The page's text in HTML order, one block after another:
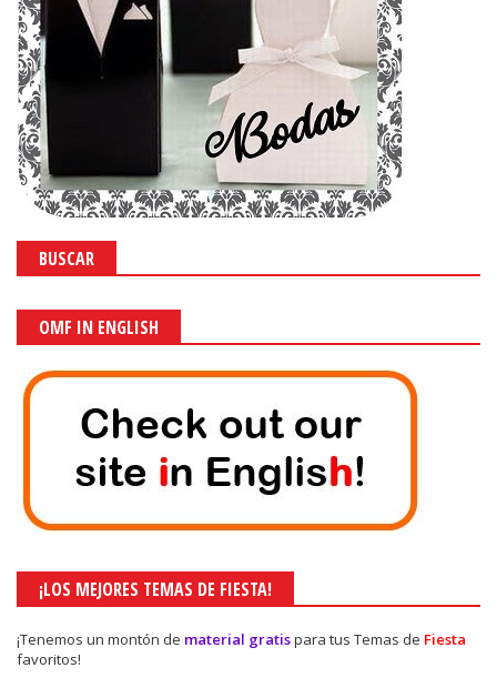
BUSCAR
OMF IN ENGLISH
¡LOS MEJORES TEMAS DE FIESTA!
¡Tenemos un montón de material gratispara tus Temas de Fiesta
favoritos!